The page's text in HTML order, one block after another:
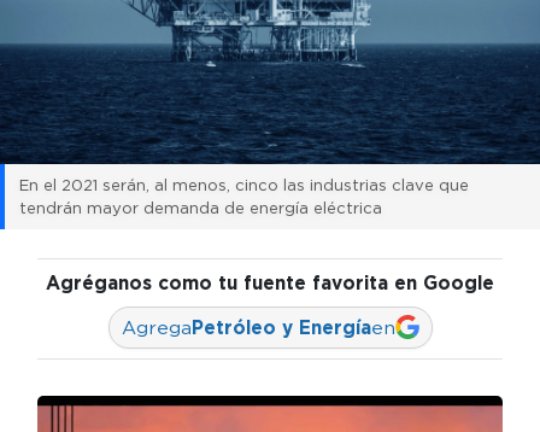
En el 2021 serán, al menos, cinco las industrias clave que
tendrán mayor demanda de energía eléctrica
Agréganos como tu fuente favorita en Google
AgregaPetróleo y Energíaen